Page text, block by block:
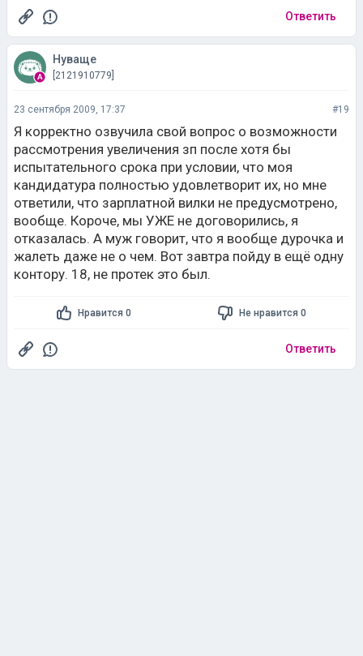
Ответить
Нуваще
[2121910779]
23 сентября 2009, 17:37 #19
Я корректно озвучила свой вопрос о возможности
рассмотрения увеличения зп после хотя бы
испытательного срока при условии, что моя
кандидатура полностью удовлетворит их, но мне
ответили, что зарплатной вилки не предусмотрено,
вообще. Короче, мы УЖЕ не договорились, я
отказалась. А муж говорит, что я вообще дурочка и
жалеть даже не о чем. Вот завтра пойду в ещё одну
контору. 18, не протек это был.
Нравится 0 Не нравится 0
Ответить